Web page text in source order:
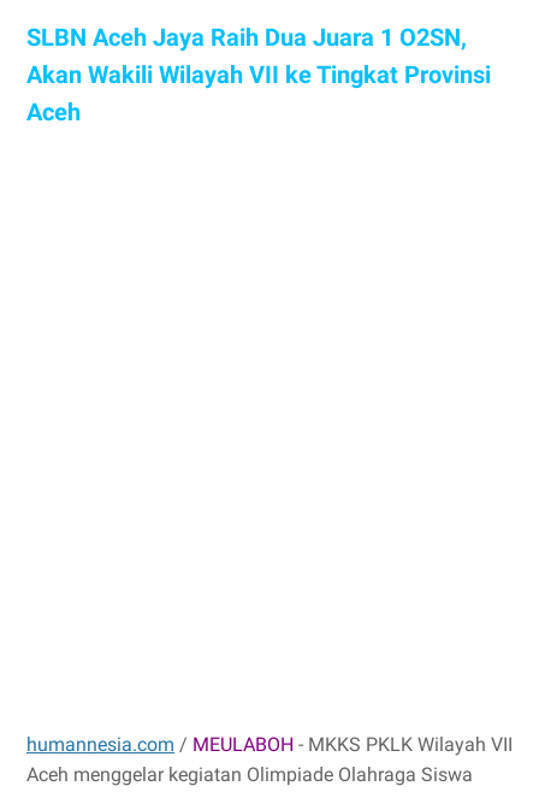
SLBN Aceh Jaya Raih Dua Juara 1 O2SN,
Akan Wakili Wilayah VII ke Tingkat Provinsi
Aceh
humannesia.com / MEULABOH - MKKS PKLK Wilayah VII
Aceh menggelar kegiatan Olimpiade Olahraga Siswa